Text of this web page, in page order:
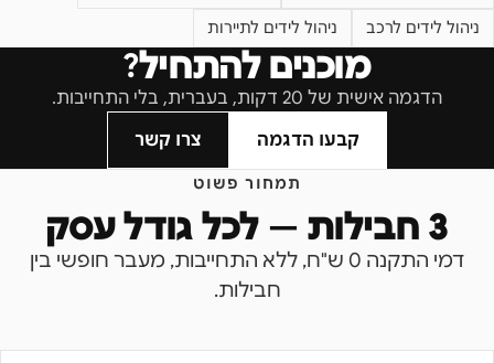
ניהול לידים לרכב
ניהול לידים לתיירות
מוכנים להתחיל?
הדגמה אישית של 20 דקות, בעברית, בלי התחייבות.
קבעו הדגמה
צרו קשר
תמחור פשוט
3 חבילות — לכל גודל עסק
דמי התקנה 0 ש"ח, ללא התחייבות, מעבר חופשי בין
חבילות.